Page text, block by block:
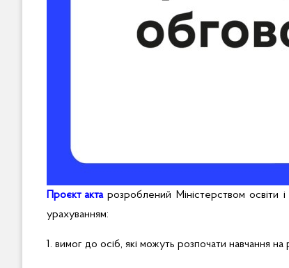
Проєкт актарозроблений Міністерством освіти
урахуванням:
1. вимог до осіб, які можуть розпочати навчання на